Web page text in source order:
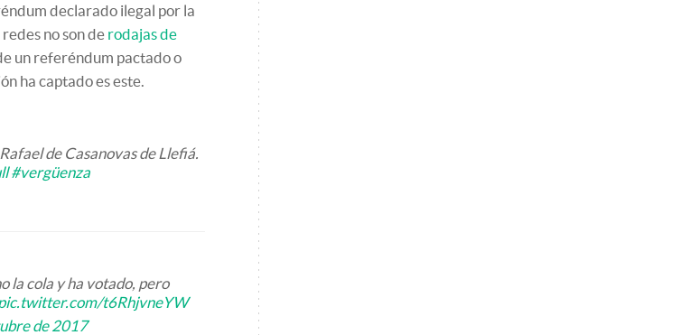
declarado ilegal por la
no son de rodajas de
un referéndum pactado o
ha captado es este.
de Casanovas de Llefiá.
#vergüenza
la cola y ha votado, pero
t6RhjvneYW
de 2017